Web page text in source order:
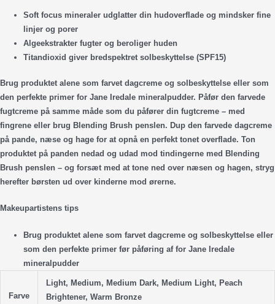
Soft focus mineraler udglatter din hudoverflade og mindsker fine
linjer og porer
Algeekstrakter fugter og beroliger huden
Titandioxid giver bredspektret solbeskyttelse (SPF15)
Brug produktet alene som farvet dagcreme og solbeskyttelse eller som
den perfekte primer for Jane Iredale mineralpudder. Påfør den farvede
fugtcreme på samme måde som du påfører din fugtcreme – med
fingrene eller brug Blending Brush penslen. Dup den farvede dagcreme
på pande, næse og hage for at opnå en perfekt tonet overflade. Ton
produktet på panden nedad og udad mod tindingerne med Blending
Brush penslen – og forsæt med at tone ned over næsen og hagen, stryg
herefter børsten ud over kinderne mod ørerne.
Makeupartistens tips
Brug produktet alene som farvet dagcreme og solbeskyttelse eller
som den perfekte primer før påføring af for Jane Iredale
mineralpudder
Farve
Light, Medium, Medium Dark, Medium Light, Peach
Brightener, Warm Bronze